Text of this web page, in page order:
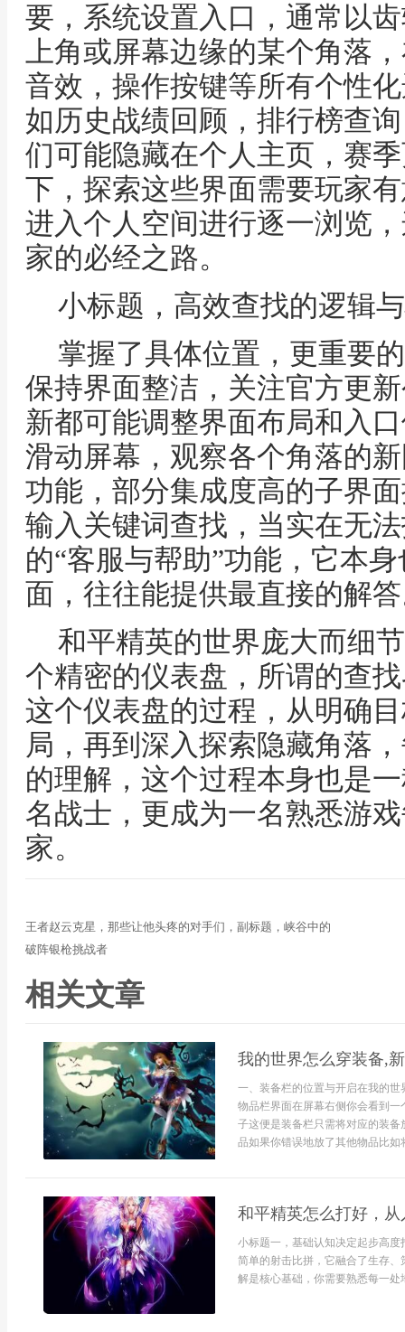
要，系统设置入口，通常以
上角或屏幕边缘的某个角落
音效，操作按键等所有个性
如历史战绩回顾，排行榜查
们可能隐藏在个人主页，赛
下，探索这些界面需要玩家
进入个人空间进行逐一浏览
家的必经之路。
小标题，高效查找的逻辑
掌握了具体位置，更重要
保持界面整洁，关注官方更
新都可能调整界面布局和入
滑动屏幕，观察各个角落的
功能，部分集成度高的子界
输入关键词查找，当实在无
的“客服与帮助”功能，它本
面，往往能提供最直接的解
和平精英的世界庞大而细
个精密的仪表盘，所谓的查
这个仪表盘的过程，从明确
局，再到深入探索隐藏角落
的理解，这个过程本身也是
名战士，更成为一名熟悉游
家。
王者赵云克星，那些让他头疼的对手们，副标题，峡谷中的
破阵银枪挑战者
相关文章
我的世界怎么穿装备,
一、装备栏的位置与开启在我的
物品栏界面在屏幕右侧你会看到
子这便是装备栏只需将对应的装
品如果你错误地放了其他物品比
和平精英怎么打好，
小标题一，基础认知决定起步高
简单的射击比拼，它融合了生存
解是核心基础，你需要熟悉每一处